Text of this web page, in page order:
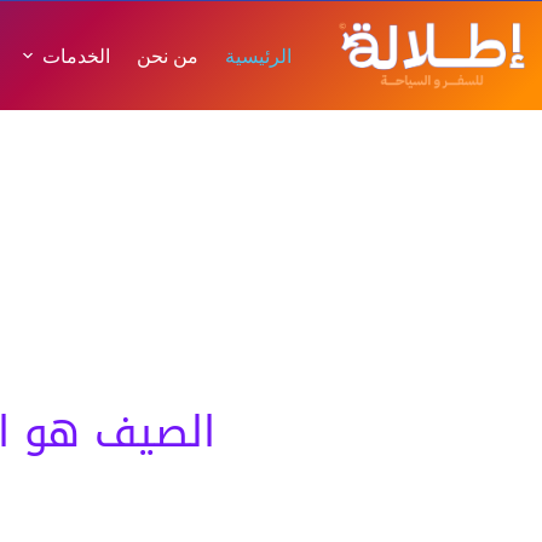
الرئيسية من نحن الخدمات
اكتشف